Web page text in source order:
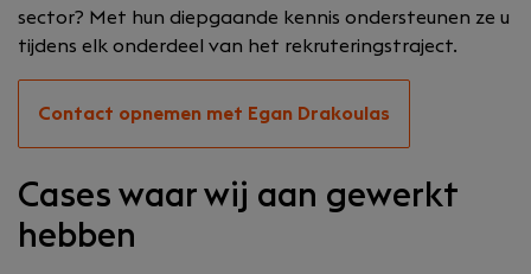
sector? Met hun diepgaande kennis ondersteunen ze u
tijdens elk onderdeel van het rekruteringstraject.
Contact opnemen met Egan Drakoulas
Cases waar wij aan gewerkt
hebben